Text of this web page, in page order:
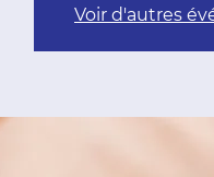
Voir d'autres